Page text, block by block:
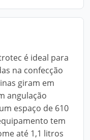
é ideal para
na confecção
giram em
angulação
espaço de 610
tem
até 1,1 litros